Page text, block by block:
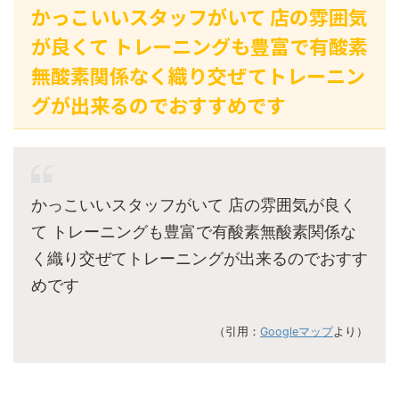
かっこいいスタッフがいて 店の雰囲気
が良くて トレーニングも豊富で有酸素
無酸素関係なく織り交ぜてトレーニン
グが出来るのでおすすめです
かっこいいスタッフがいて 店の雰囲気が良く
て トレーニングも豊富で有酸素無酸素関係な
く織り交ぜてトレーニングが出来るのでおすす
めです
（引用： Googleマップより）